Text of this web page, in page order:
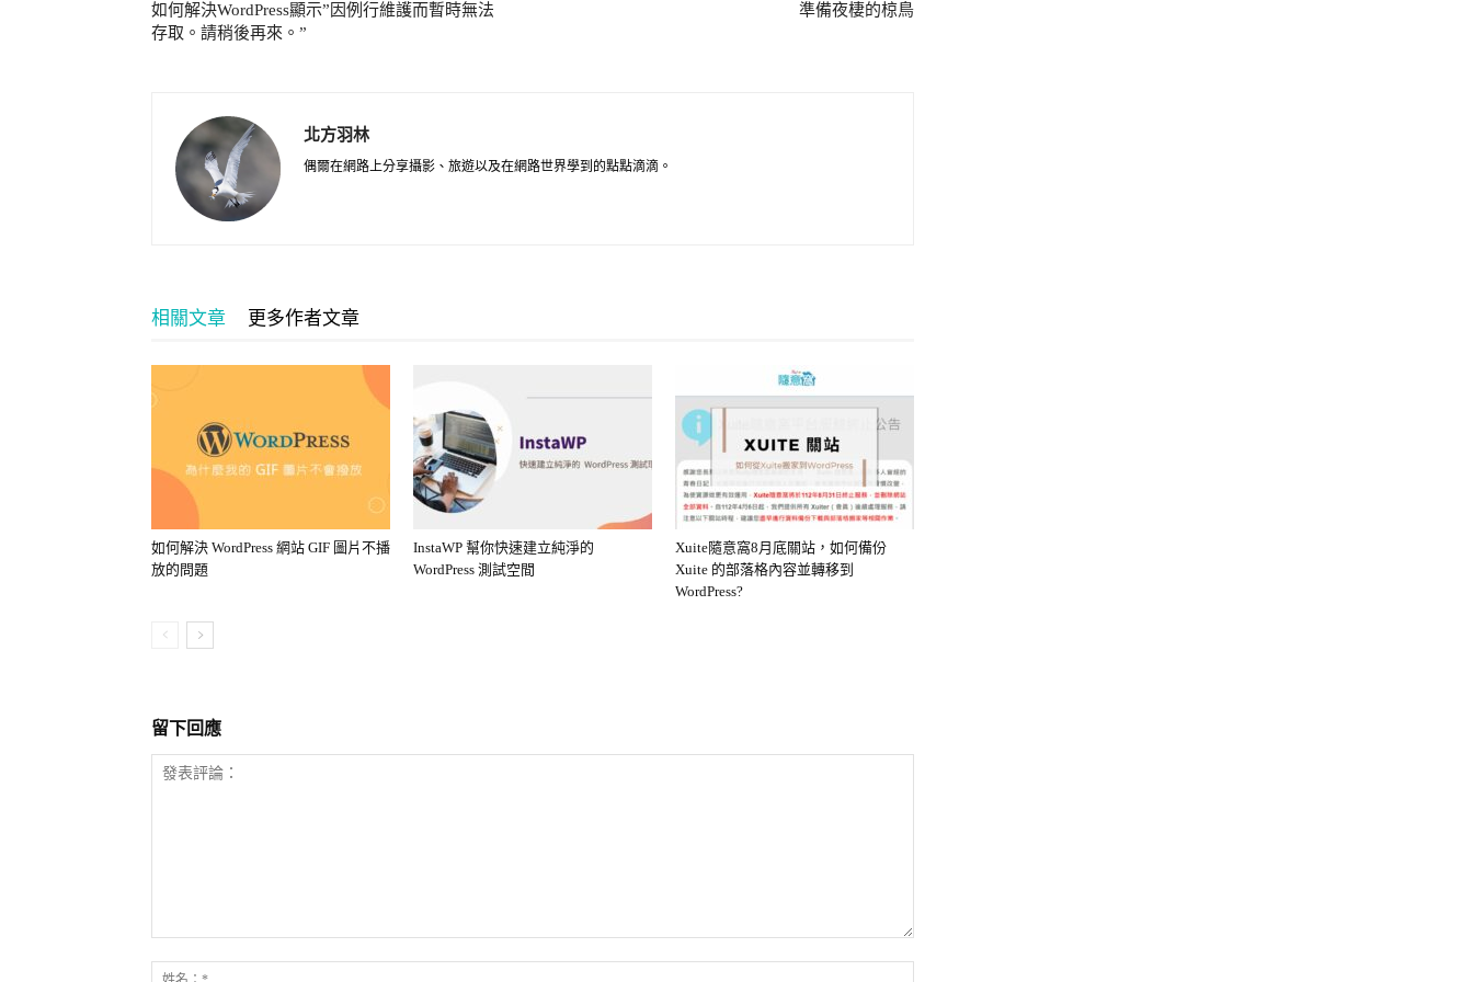
如何解決WordPress顯示”因例行維護而暫時無法
存取。請稍後再來。”
準備夜棲的椋鳥
北方羽林
偶爾在網路上分享攝影、旅遊以及在網路世界學到的點點滴滴。
相關文章 更多作者文章
如何解決 WordPress 網站 GIF 圖片不播
放的問題
InstaWP 幫你快速建立純淨的
WordPress 測試空間
Xuite隨意窩8月底關站，如何備份
Xuite 的部落格內容並轉移到
WordPress?
留下回應